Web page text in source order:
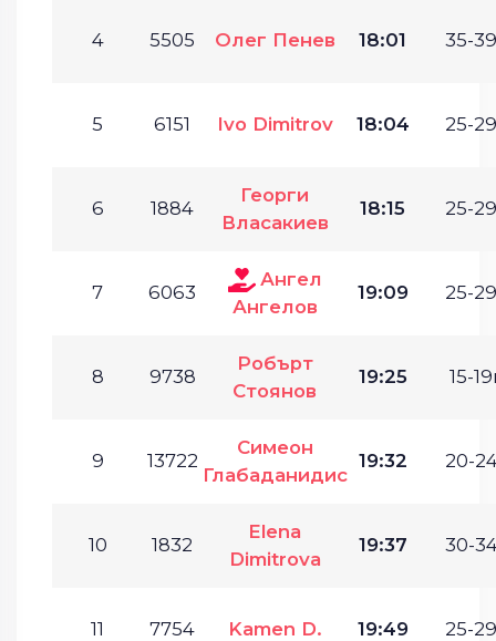
4 5505 Олег Пенев 18:01 35-
5 6151 Ivo Dimitrov 18:04 25-
6 1884
Георги
Власакиев
18:15 25-
7 6063
Ангел
Ангелов
19:09 25-
8 9738
Робърт
Стоянов
19:25 15-
9 13722
Симеон
Глабаданидис
19:32 20-
10 1832
Elena
Dimitrova
19:37 30-
11 7754 Kamen D. 19:49 25-